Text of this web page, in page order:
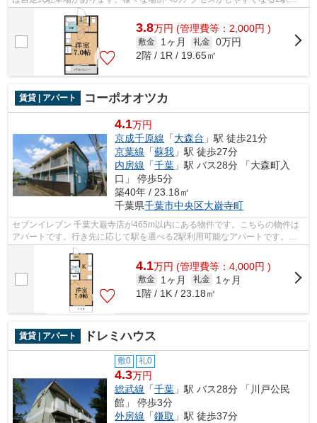
用可能な物件です。ネット回線が導入さ...
3.8万円 (管理費等：2,000円 )
敷金 1ヶ月 礼金 0万円
2階 / 1R / 19.65㎡
賃貸 | アパート コーポオオツカ
4.1万円
京成千原線 「大森台 」駅 徒歩21分
京葉線 「蘇我 」駅 徒歩27分
内房線 「千葉 」駅 バス28分 「大森町入
口」 停歩5分
築40年 / 23.18㎡
千葉県千葉市中央区大巌寺町
セブンイレブン 千葉大巌寺店が465m以内にある物件です。こちらの物件は
アパートです。行き先に応じて駅を選べる2駅利用可能なアパートです。株
式会社ネイティブ・トラストは、あなた...
4.1万円 (管理費等：4,000円 )
敷金 1ヶ月 礼金
1ヶ月
1階 / 1K / 23.18㎡
賃貸 | アパート ドレミハウス
敷0 礼0
4.3万円
総武線 「千葉 」駅 バス28分 「川戸公民
館」 停歩3分
外房線 「鎌取 」駅 徒歩37分